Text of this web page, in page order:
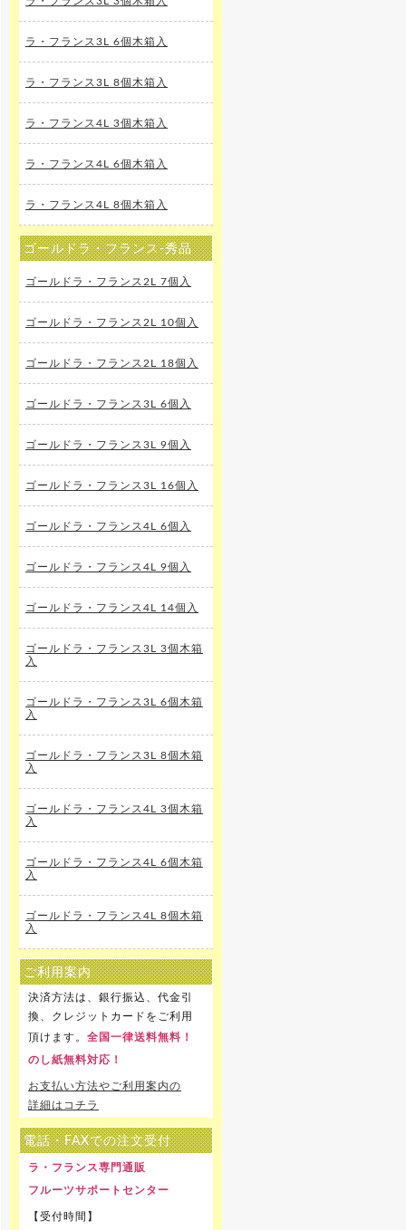
ラ・フランス3L 6個木箱入
ラ・フランス3L 8個木箱入
ラ・フランス4L 3個木箱入
ラ・フランス4L 6個木箱入
ラ・フランス4L 8個木箱入
ゴールドラ・フランス-秀品
ゴールドラ・フランス2L 7個入
ゴールドラ・フランス2L 10個入
ゴールドラ・フランス2L 18個入
ゴールドラ・フランス3L 6個入
ゴールドラ・フランス3L 9個入
ゴールドラ・フランス3L 16個入
ゴールドラ・フランス4L 6個入
ゴールドラ・フランス4L 9個入
ゴールドラ・フランス4L 14個入
ゴールドラ・フランス3L 3個木箱
入
ゴールドラ・フランス3L 6個木箱
入
ゴールドラ・フランス3L 8個木箱
入
ゴールドラ・フランス4L 3個木箱
入
ゴールドラ・フランス4L 6個木箱
入
ゴールドラ・フランス4L 8個木箱
入
ご利用案内
決済方法は、銀行振込、代金引
換、クレジットカードをご利用
頂けます。 全国一律送料無料！
のし紙無料対応！
お支払い方法やご利用案内の
詳細はコチラ
電話・FAXでの注文受付
ラ・フランス専門通販
フルーツサポートセンター
【受付時間】